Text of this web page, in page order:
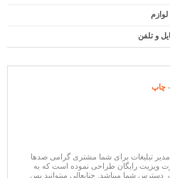
لوازم
و تلفن
- چاپ
تبلیغات برای شما مشتری گرامی صدها
ویزیت رایگان طراحی نموده است که به
دسترس شما میباشد. جنابعالی میتوانید پس